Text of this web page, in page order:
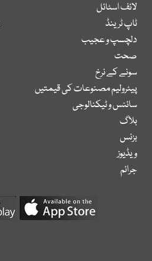
لائف اسٹائل
ٹاپ ٹرینڈ
دلچسپ و عجیب
صحت
سونے کے نرخ
پیٹرولیم مصنوعات کی قیمتیں
سائنس و ٹیکنالوجی
بلاگ
بزنس
ویڈیوز
جرائم